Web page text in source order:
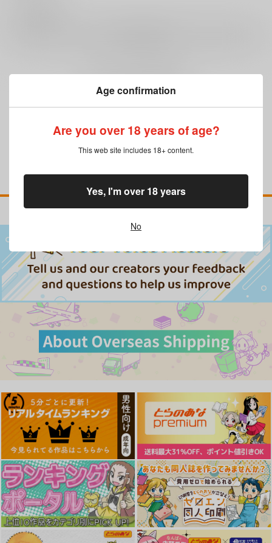
Age confirmation
Are you over 18 years of age?
This web site includes 18+ content.
No
Yes, I'm over 18 years